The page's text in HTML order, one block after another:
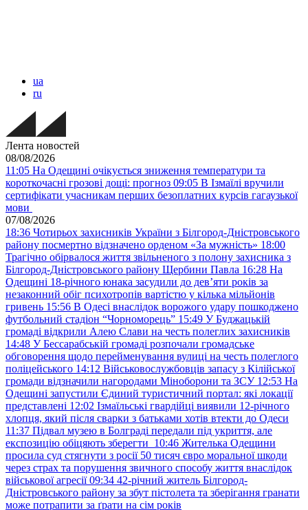
ua
ru
Лента новостей
08/08/2026
11:05 На Одещині очікується зниження температури та
короткочасні грозові дощі: прогноз 09:05 В Ізмаїлі вручили
сертифікати учасникам перших безоплатних курсів гагаузької
мови
07/08/2026
18:36 Чотирьох захисників України з Білгород-Дністровського
району посмертно відзначено орденом «За мужність» 18:00
Трагічно обірвалося життя звільненого з полону захисника з
Білгород-Дністровського району Щербини Павла 16:28 На
Одещині 18-річного юнака засудили до дев’яти років за
незаконний обіг психотропів вартістю у кілька мільйонів
гривень 15:56 В Одесі внаслідок ворожого удару пошкоджено
футбольний стадіон “Чорноморець” 15:49 У Буджацькій
громаді відкрили Алею Слави на честь полеглих захисників
14:48 У Бессарабській громаді розпочали громадське
обговорення щодо перейменування вулиці на честь полеглого
поліцейського 14:12 Військовослужбовців запасу з Кілійської
громади відзначили нагородами Міноборони та ЗСУ 12:53 На
Одещині запустили Єдиний туристичний портал: які локації
представлені 12:02 Ізмаїльські гвардійці виявили 12-річного
хлопця, який після сварки з батьками хотів втекти до Одеси
11:37 Підвал музею в Болграді передали під укриття, але
експозицію обіцяють зберегти 10:46 Жителька Одещини
просила суд стягнути з росії 50 тисяч євро моральної шкоди
через страх та порушення звичного способу життя внаслідок
військової агресії 09:34 42-річний житель Білгород-
Дністровського району за збут пістолета та зберігання гранати
може потрапити за ґрати на сім років